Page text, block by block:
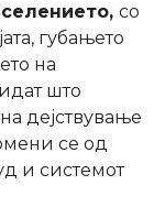
со
губањето
на
што
дејствување
се од
и системот